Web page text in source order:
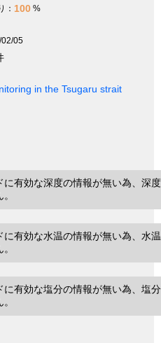
： 100 %
02/05
in the Tsugaru strait
に有効な深度の情報が無い為、深
に有効な水温の情報が無い為、水
に有効な塩分の情報が無い為、塩